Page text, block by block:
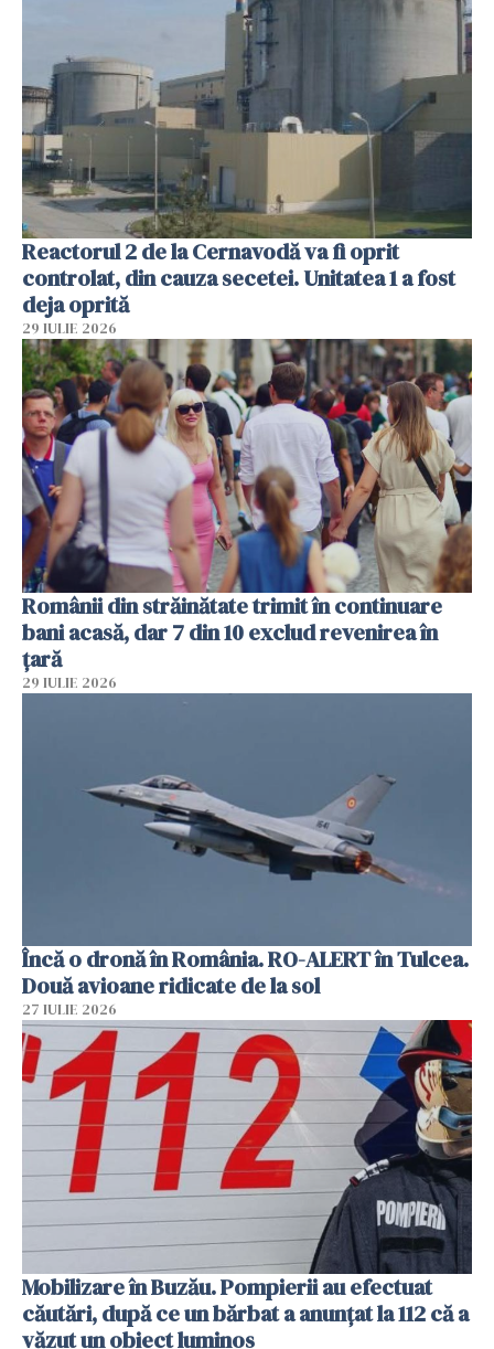
Reactorul 2 de la Cernavodă va fi oprit
controlat, din cauza secetei. Unitatea 1 a fost
deja oprită
29 IULIE 2026
Românii din străinătate trimit în continuare
bani acasă, dar 7 din 10 exclud revenirea în
țară
29 IULIE 2026
Încă o dronă în România. RO-ALERT în Tulcea.
Două avioane ridicate de la sol
27 IULIE 2026
Mobilizare în Buzău. Pompierii au efectuat
căutări, după ce un bărbat a anunțat la 112 că a
văzut un obiect luminos